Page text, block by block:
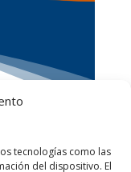
tecnologías como las
del dispositivo. El